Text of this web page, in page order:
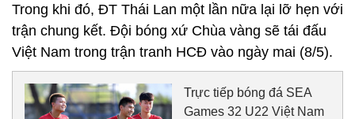
Trong khi đó, ĐT Thái Lan một lần nữa lại lỡ hẹn với
trận chung kết. Đội bóng xứ Chùa vàng sẽ tái đấu
Việt Nam trong trận tranh HCĐ vào ngày mai (8/5).
Trực tiếp bóng đá SEA
Games 32 U22 Việt Nam